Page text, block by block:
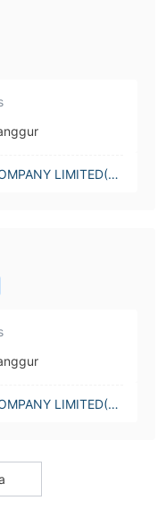
LIMITED(H
LIMITED(H